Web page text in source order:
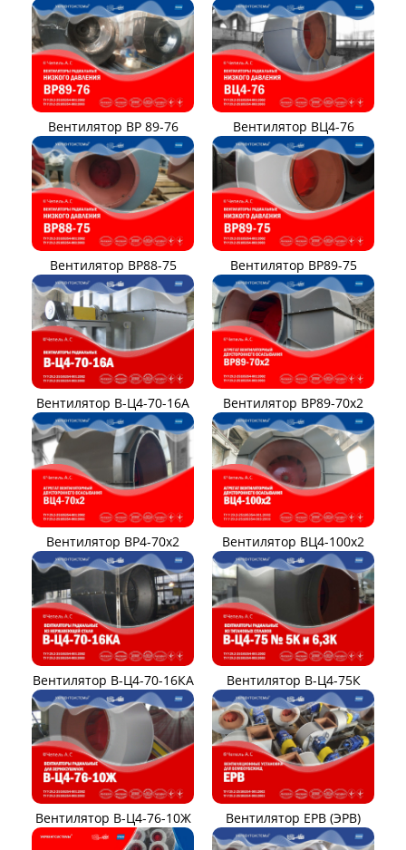
Вентилятор ВР 89-76 Вентилятор ВЦ4-76
Вентилятор ВР88-75 Вентилятор ВР89-75
Вентилятор В-Ц4-70-16А Вентилятор ВР89-70x2
Вентилятор ВР4-70x2 Вентилятор ВЦ4-100х2
Вентилятор В-Ц4-70-16КА Вентилятор В-Ц4-75К
Вентилятор В-Ц4-76-10Ж Вентилятор ЕРВ (ЭРВ)